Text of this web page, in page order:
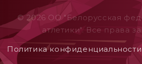
© 2026 ОO "Белорусская
атлетики". Все права
Политика конфиденциальности